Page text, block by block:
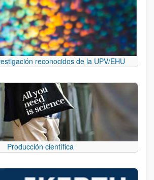
reconocidos de la UPV/EHU
Producción científica